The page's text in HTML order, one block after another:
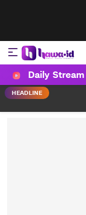
HAWA
Haluan
Daily Stream
HEADLINE